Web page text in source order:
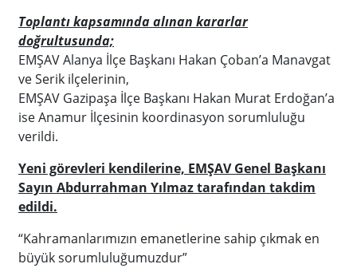
Toplantı kapsamında alınan kararlar
doğrultusunda;
EMŞAV Alanya İlçe Başkanı Hakan Çoban’a Manavgat
ve Serik ilçelerinin,
EMŞAV Gazipaşa İlçe Başkanı Hakan Murat Erdoğan’a
ise Anamur İlçesinin koordinasyon sorumluluğu
verildi.
Yeni görevleri kendilerine, EMŞAV Genel Başkanı
Sayın Abdurrahman Yılmaz tarafından takdim
edildi.
“Kahramanlarımızın emanetlerine sahip çıkmak en
büyük sorumluluğumuzdur”